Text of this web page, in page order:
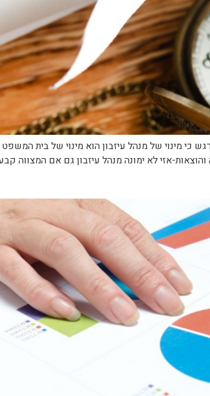
כי מינוי של מנהל עיזבון הוא מינוי של בית
אזי לא ימונה מנהל עיזבון גם אם המצווה